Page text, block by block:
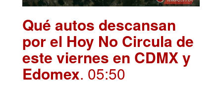
Qué autos descansan
por el Hoy No Circula de
este viernes en CDMX y
Edomex. 05:50